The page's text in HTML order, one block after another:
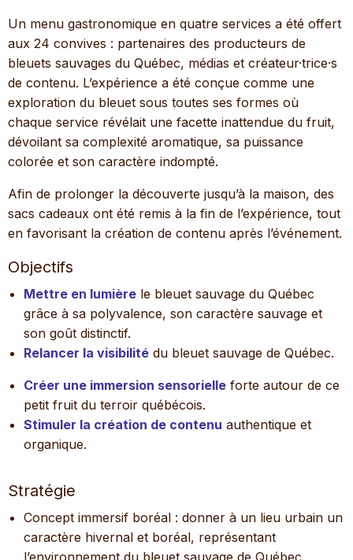
Un menu gastronomique en quatre services a été offert
aux 24 convives : partenaires des producteurs de
bleuets sauvages du Québec, médias et créateur·trice·s
de contenu. L’expérience a été conçue comme une
exploration du bleuet sous toutes ses formes où
chaque service révélait une facette inattendue du fruit,
dévoilant sa complexité aromatique, sa puissance
colorée et son caractère indompté.
Afin de prolonger la découverte jusqu’à la maison, des
sacs cadeaux ont été remis à la fin de l’expérience, tout
en favorisant la création de contenu après l’événement.
Objectifs
Mettre en lumière le bleuet sauvage du Québec
grâce à sa polyvalence, son caractère sauvage et
son goût distinctif.
Relancer la visibilité du bleuet sauvage de Québec.
Créer une immersion sensorielle forte autour de ce
petit fruit du terroir québécois.
Stimuler la création de contenu authentique et
organique.
Stratégie
Concept immersif boréal : donner à un lieu urbain un
caractère hivernal et boréal, représentant
l’environnement du bleuet sauvage de Québec.